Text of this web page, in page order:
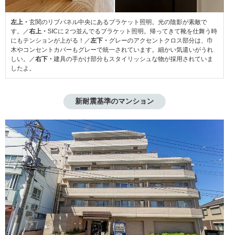
左上・ 玄関のリブパネル中央にあるブラケット照明。光の陰影が素敵で
す。／右上・ SICに２つ並んでるブラケット照明。帰ってきて靴を仕舞う時
にもテンションが上がる！／左下・ グレーのアクセントクロス部分は、巾
木やコンセントカバーもグレーで統一されています。細かい気遣いがうれ
しい。／右下・ 建具の手かけ部分もスタイリッシュな物が採用されていま
したよ。
新耐震基準のマンション